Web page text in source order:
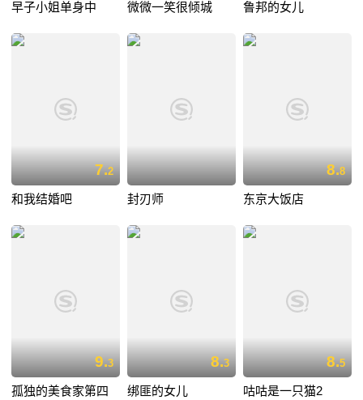
早子小姐单身中 微微一笑很倾城 鲁邦的女儿
7.2
和我结婚吧 封刃师
8.8
东京大饭店
9.3
孤独的美食家第四
8.3
绑匪的女儿
8.5
咕咕是一只猫2